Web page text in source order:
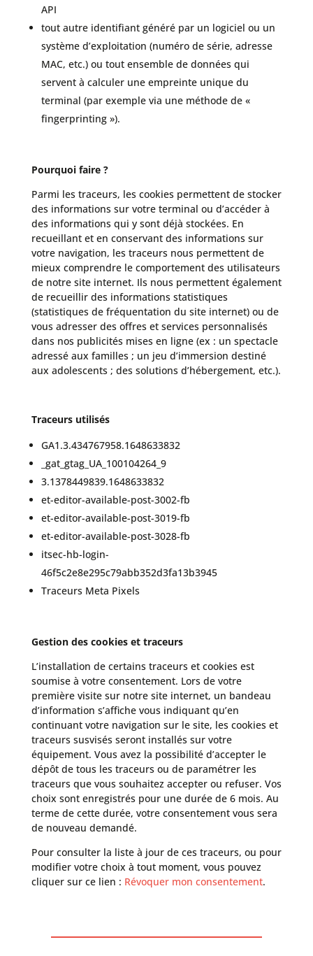
API
tout autre identifiant généré par un logiciel ou un
système d’exploitation (numéro de série, adresse
MAC, etc.) ou tout ensemble de données qui
servent à calculer une empreinte unique du
terminal (par exemple via une méthode de «
fingerprinting »).
Pourquoi faire ?
Parmi les traceurs, les cookies permettent de stocker
des informations sur votre terminal ou d’accéder à
des informations qui y sont déjà stockées. En
recueillant et en conservant des informations sur
votre navigation, les traceurs nous permettent de
mieux comprendre le comportement des utilisateurs
de notre site internet. Ils nous permettent également
de recueillir des informations statistiques
(statistiques de fréquentation du site internet) ou de
vous adresser des offres et services personnalisés
dans nos publicités mises en ligne (ex : un spectacle
adressé aux familles ; un jeu d’immersion destiné
aux adolescents ; des solutions d’hébergement, etc.).
Traceurs utilisés
GA1.3.434767958.1648633832
_gat_gtag_UA_100104264_9
3.1378449839.1648633832
et-editor-available-post-3002-fb
et-editor-available-post-3019-fb
et-editor-available-post-3028-fb
itsec-hb-login-
46f5c2e8e295c79abb352d3fa13b3945
Traceurs Meta Pixels
Gestion des cookies et traceurs
L’installation de certains traceurs et cookies est
soumise à votre consentement. Lors de votre
première visite sur notre site internet, un bandeau
d’information s’affiche vous indiquant qu’en
continuant votre navigation sur le site, les cookies et
traceurs susvisés seront installés sur votre
équipement. Vous avez la possibilité d’accepter le
dépôt de tous les traceurs ou de paramétrer les
traceurs que vous souhaitez accepter ou refuser. Vos
choix sont enregistrés pour une durée de 6 mois. Au
terme de cette durée, votre consentement vous sera
de nouveau demandé.
Pour consulter la liste à jour de ces traceurs, ou pour
modifier votre choix à tout moment, vous pouvez
cliquer sur ce lien : Révoquer mon consentement.